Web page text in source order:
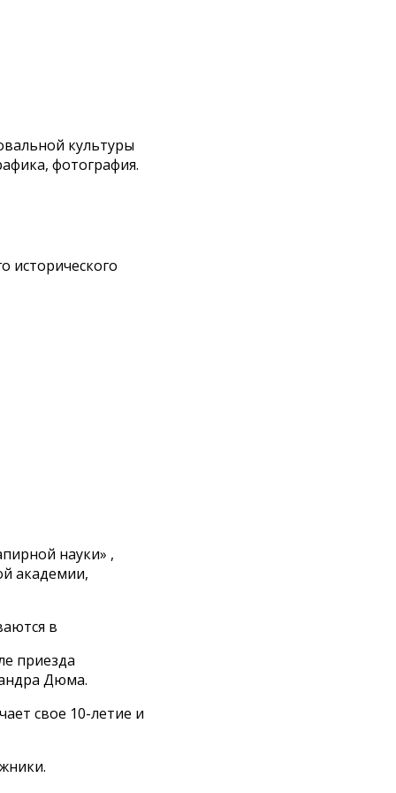
культуры
фотография.
исторического
науки» ,
академии,
в
приезда
Дюма.
свое 10-летие и